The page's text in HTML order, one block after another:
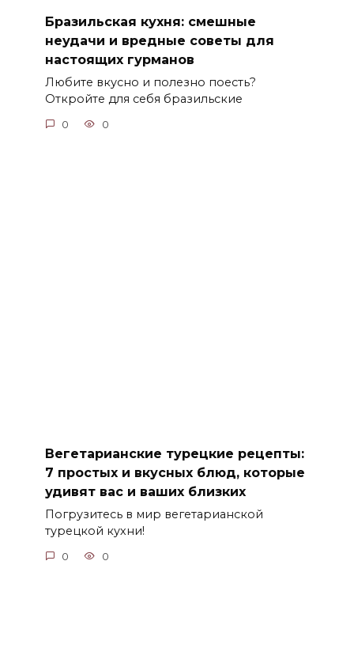
Бразильская кухня: смешные
неудачи и вредные советы для
настоящих гурманов
Любите вкусно и полезно поесть?
Откройте для себя бразильские
0 0
Вегетарианские турецкие рецепты:
7 простых и вкусных блюд, которые
удивят вас и ваших близких
Погрузитесь в мир вегетарианской
турецкой кухни!
0 0